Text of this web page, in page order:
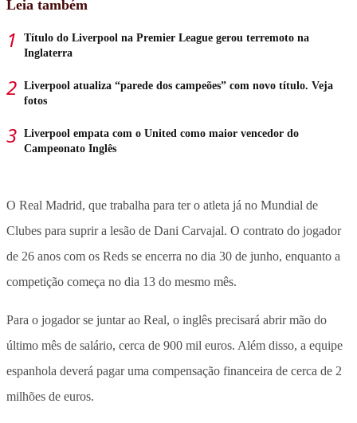
Leia também
Título do Liverpool na Premier League gerou terremoto na
Inglaterra
Liverpool atualiza “parede dos campeões” com novo título. Veja
fotos
Liverpool empata com o United como maior vencedor do
Campeonato Inglês
O Real Madrid, que trabalha para ter o atleta já no Mundial de
Clubes para suprir a lesão de Dani Carvajal. O contrato do jogador
de 26 anos com os Reds se encerra no dia 30 de junho, enquanto a
competição começa no dia 13 do mesmo mês.
Para o jogador se juntar ao Real, o inglês precisará abrir mão do
último mês de salário, cerca de 900 mil euros. Além disso, a equipe
espanhola deverá pagar uma compensação financeira de cerca de 2
milhões de euros.